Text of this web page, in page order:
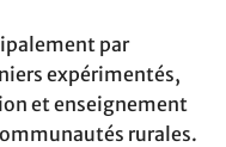
par
expérimentés,
et enseignement
rurales.